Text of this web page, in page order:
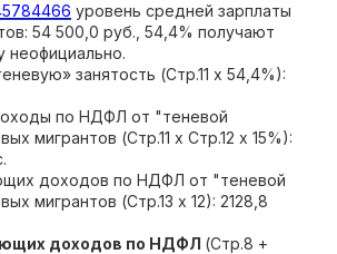
уровень средней зарплаты
54 500,0 руб., 54,4% получают
неофициально.
занятость (Стр.11 х 54,4%):
по НДФЛ от "теневой
мигрантов (Стр.11 х Стр.12 х 15%):
доходов по НДФЛ от "теневой
мигрантов (Стр.13 х 12): 2128,8
доходов по НДФЛ (Стр.8 +